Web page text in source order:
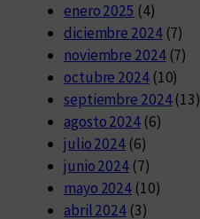
enero 2025 (4)
diciembre 2024(7)
noviembre 2024(7)
octubre 2024(10)
septiembre 2024(13)
agosto 2024(6)
julio 2024 (6)
junio 2024 (7)
mayo 2024 (10)
abril 2024 (3)